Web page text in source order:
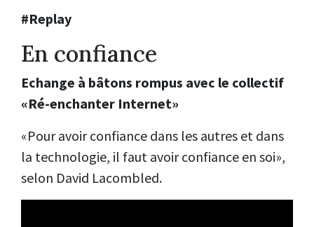
#Replay
En confiance
Echange à bâtons rompus avec le collectif
«Ré-enchanter Internet»
«Pour avoir confiance dans les autres et dans
la technologie, il faut avoir confiance en soi»,
selon David Lacombled.